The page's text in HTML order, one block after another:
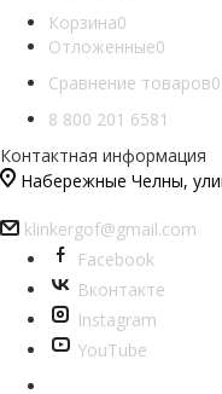
Корзина0
Отложенные0
Сравнение товаров0
8 800 201 6581
Контактная информация
Набережные Челны,
klinkergof@gmail.com
Facebook
Вконтакте
Instagram
YouTube